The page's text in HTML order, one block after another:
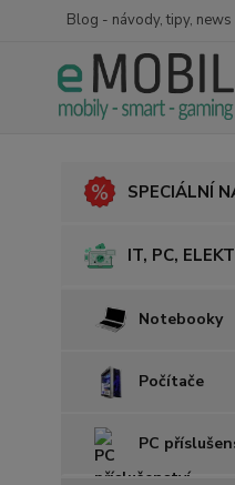
Blog - návody, tipy, news
SPECIÁLNÍ
IT, PC,
Notebooky
Počítače
PC